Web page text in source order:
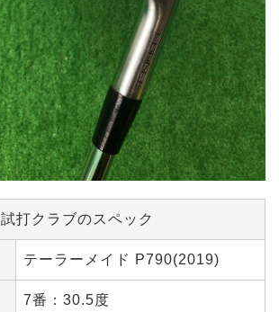
試打クラブのスペック
テーラーメイド P790(2019)
7番：30.5度